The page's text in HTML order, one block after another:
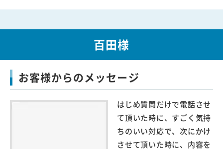
百田様
お客様からのメッセージ
はじめ質問だけで電話させ
て頂いた時に、すごく気持
ちのいい対応で、次にかけ
させて頂いた時に、内容を